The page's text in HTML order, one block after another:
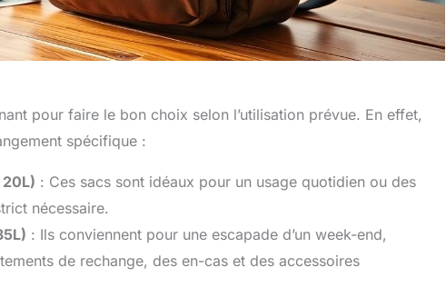
pour faire le bon choix selon l’utilisation prévue. En effet,
spécifique :
: Ces sacs sont idéaux pour un usage quotidien ou des
nécessaire.
: Ils conviennent pour une escapade d’un week-end,
de rechange, des en-cas et des accessoires